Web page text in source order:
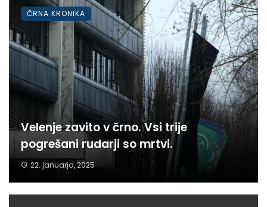
Velenje zavito v črno. Vsi trije
pogrešani rudarji so mrtvi.
22. januarja, 2025
ČRNA KRONIKA